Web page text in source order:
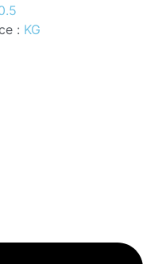
: KG